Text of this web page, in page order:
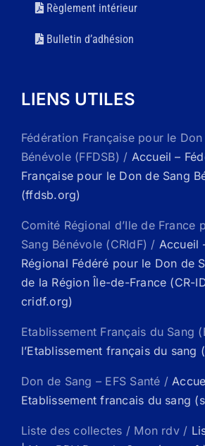
Règlement intérieur
Bulletin d’adhésion
LIENS UTILES
Fédération Française pour le
Bénévole (FFDSB) / Accueil –
Française pour le Don de Sang
(ffdsb.org)
Comité Régional d’Ile de France
Sang Bénévole (CRIdF) / Accueil
Régional Fédéré pour le Don de
de la Région Île-de-France (CR-
cridf.org)
Etablissement Français du Sang
l’Etablissement français du sang
Don de Sang – EFS Santé /
Etablissement francais du sang
Liste des collectes / Mon rdv /